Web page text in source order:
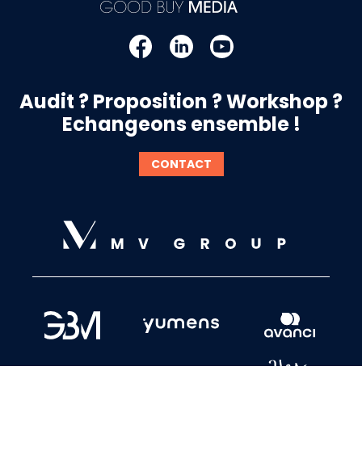
Audit ? Proposition ? Workshop ?
Echangeons ensemble !
CONTACT